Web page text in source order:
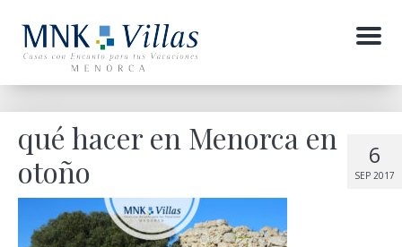
Menu
6
SEP 2017
qué hacer en Menorca en
otoño